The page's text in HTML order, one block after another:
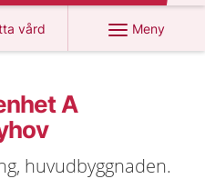
vård
på 1177.se
Meny
A
huvudbyggnaden.